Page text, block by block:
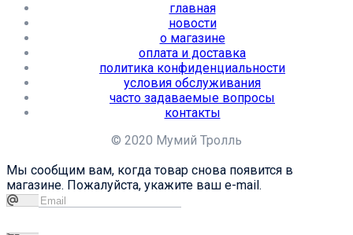
главная
новости
о магазине
оплата и доставка
политика конфиденциальности
условия обслуживания
часто задаваемые вопросы
контакты
© 2020 Мумий Тролль
Мы сообщим вам, когда товар снова появится в
магазине. Пожалуйста, укажите ваш e-mail.